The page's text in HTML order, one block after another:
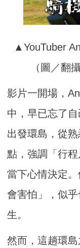
▲YouTuber
（圖／翻
影片一開場，
中，早已忘了
出發環島，從
點，強調「行
當下心情決定
會害怕」，似
生。
然而，這趟環